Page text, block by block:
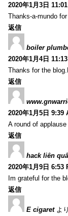
2020年1月3日
Thanks-a-mundo
返信
boiler
2020年1月4日
Thanks for the
返信
2020年1月5日 9:39
A round of
返信
hack liên
2020年1月9日 6:53
Im grateful for the
返信
E cigaret よ